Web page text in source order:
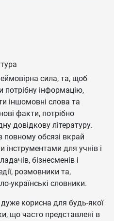
сила, та, щоб
потрібну інформацію,
іншомовні слова та
факти, потрібно
довідкову літературу.
повному обсязі вкрай
для учнів і
бізнесменів і
розмовники та,
українські словники.
корисна для будь-якої
що часто представлені в